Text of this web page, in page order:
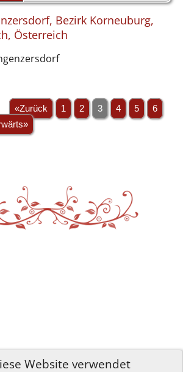
Website verwendet
Bezirk Korneuburg,
Österreich
«Zurück 1 2 3 4 5
6